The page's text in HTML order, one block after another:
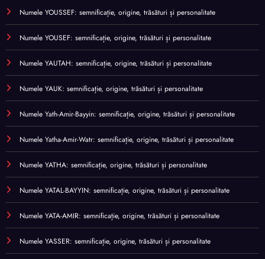
Numele YOUSSEF: semnificație, origine, trăsături și personalitate
Numele YOUSEF: semnificație, origine, trăsături și personalitate
Numele YAUTAH: semnificație, origine, trăsături și personalitate
Numele YAUK: semnificație, origine, trăsături și personalitate
Numele Yath-Amir-Bayyin: semnificație, origine, trăsături și personalitate
Numele Yatha-Amir-Watr: semnificație, origine, trăsături și personalitate
Numele YATHA: semnificație, origine, trăsături și personalitate
Numele YATAL-BAYYIN: semnificație, origine, trăsături și personalitate
Numele YATA-AMIR: semnificație, origine, trăsături și personalitate
Numele YASSER: semnificație, origine, trăsături și personalitate